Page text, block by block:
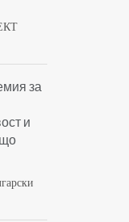
за
и